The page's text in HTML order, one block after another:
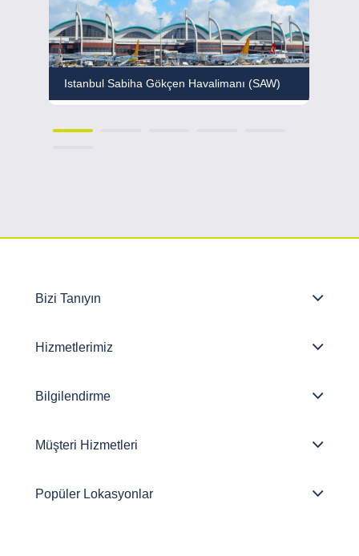
Istanbul Sabiha Gökçen Havalimanı (SAW)
Bizi Tanıyın
Hizmetlerimiz
Bilgilendirme
Müşteri Hizmetleri
Popüler Lokasyonlar